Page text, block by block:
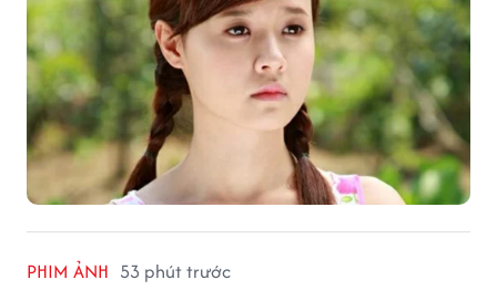
PHIM ẢNH 53 phút trước